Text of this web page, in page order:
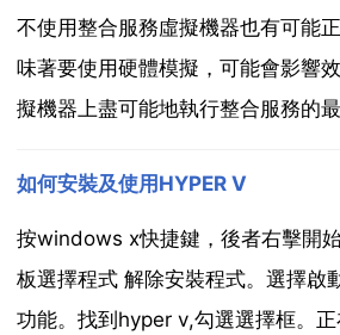
不使用整合服務虛擬機器也有可能
味著要使用硬體模擬，可能會影響
擬機器上盡可能地執行整合服務的最
如何安裝及使用HYPER V
按windows x快捷鍵，後者右擊開
板選擇程式 解除安裝程式。選擇啟
功能。找到hyper v,勾選選擇框。